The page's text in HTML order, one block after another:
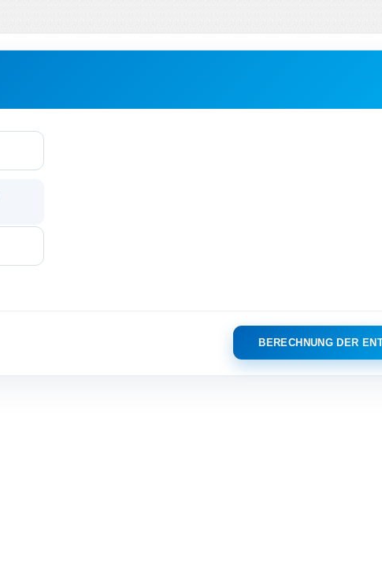
BERECHNUNG DER